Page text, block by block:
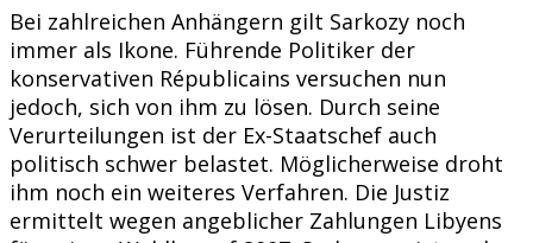
Bei zahlreichen Anhängern gilt Sarkozy noch
immer als Ikone. Führende Politiker der
konservativen Républicains versuchen nun
jedoch, sich von ihm zu lösen. Durch seine
Verurteilungen ist der Ex-Staatschef auch
politisch schwer belastet. Möglicherweise droht
ihm noch ein weiteres Verfahren. Die Justiz
ermittelt wegen angeblicher Zahlungen Libyens